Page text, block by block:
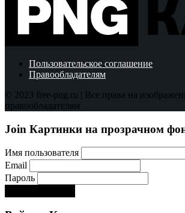
Пользовательское соглашение
Правообладателям
© 2023 free-png.ru | Все права на
правообладателям
Join Картинки на прозрачном
Имя пользователя
Email
Пароль